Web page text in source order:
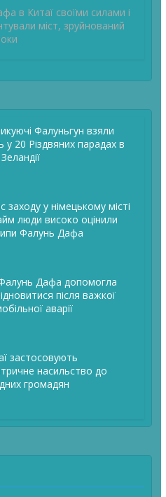
в Китаї своїми силами і
міст, зруйнований
Фалуньгун взяли
у 20 Різдвяних парадах в
заходу у німецькому місті
люди високо оцінили
Фалунь Дафа
Дафа допомогла
після важкої
аварії
застосовують
насильство до
громадян